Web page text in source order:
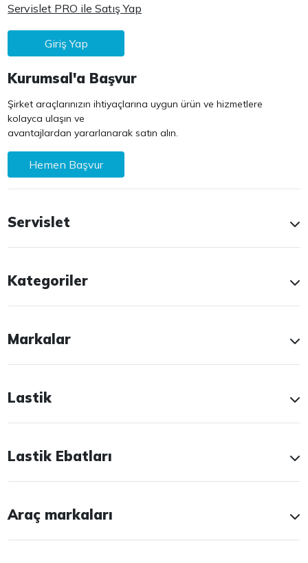
Servislet PRO ile Satış Yap
Giriş Yap
Kurumsal'a Başvur
Şirket araçlarınızın ihtiyaçlarına uygun ürün ve hizmetlere
kolayca ulaşın ve
avantajlardan yararlanarak satın alın.
Hemen Başvur
Servislet
Kategoriler
Markalar
Lastik
Lastik Ebatları
Araç markaları